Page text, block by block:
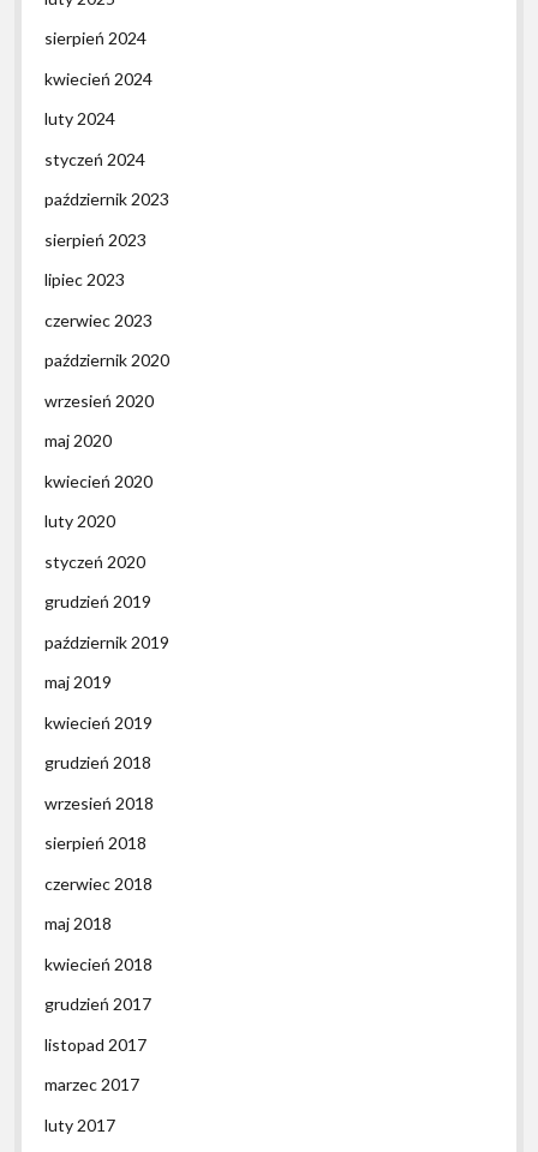
sierpień 2024
kwiecień 2024
luty 2024
styczeń 2024
październik 2023
sierpień 2023
lipiec 2023
czerwiec 2023
październik 2020
wrzesień 2020
maj 2020
kwiecień 2020
luty 2020
styczeń 2020
grudzień 2019
październik 2019
maj 2019
kwiecień 2019
grudzień 2018
wrzesień 2018
sierpień 2018
czerwiec 2018
maj 2018
kwiecień 2018
grudzień 2017
listopad 2017
marzec 2017
luty 2017